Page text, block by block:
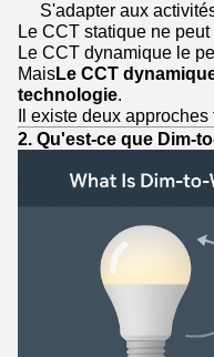
S'adapter aux
Le CCT statique ne
Le CCT dynamique le
MaisLe CCT
technologie.
Il existe deux
2. Qu'est-ce que Dim-